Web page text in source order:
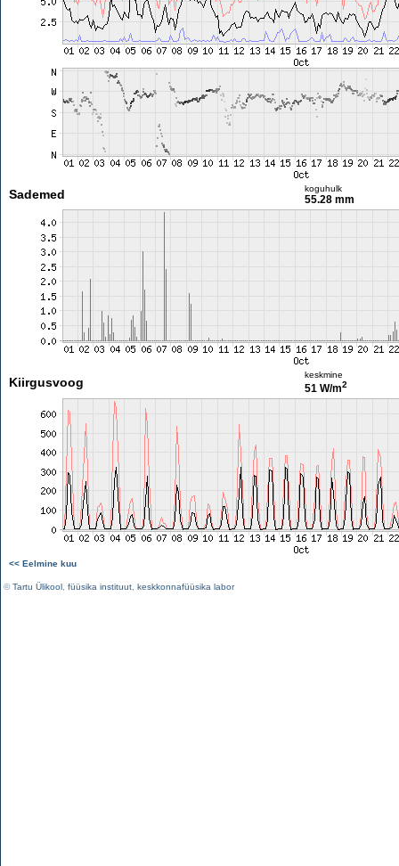
Sademed koguhulk
55.28 mm
Kiirgusvoog
keskmine
51 W/m2
<< Eelmine kuu
©Tartu Ülikool füüsika instituut keskkonnafüüsika labor